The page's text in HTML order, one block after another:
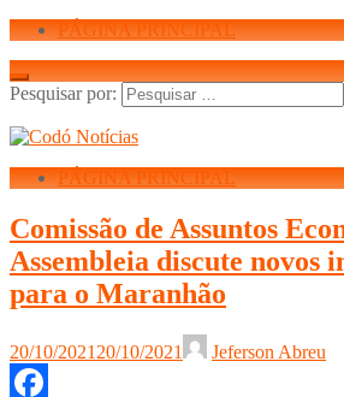
PÁGINA PRINCIPAL
Pesquisar por:
PÁGINA PRINCIPAL
Comissão de Assuntos
Assembleia discute novos
para o Maranhão
20/10/2021 20/10/2021 Jeferson Abreu